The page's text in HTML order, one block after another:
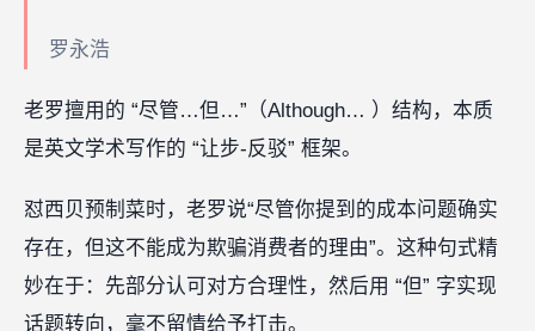
罗永浩
老罗擅用的 “尽管…但…”（Although… ）结构，本质
是英文学术写作的 “让步-反驳” 框架。
怼西贝预制菜时，老罗说“尽管你提到的成本问题确实
存在，但这不能成为欺骗消费者的理由”。这种句式精
妙在于：先部分认可对方合理性，然后用 “但” 字实现
话题转向，毫不留情给予打击。